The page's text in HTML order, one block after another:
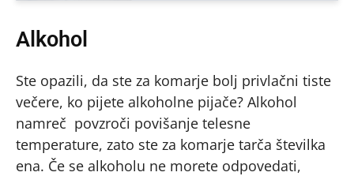
Alkohol
Ste opazili, da ste za komarje bolj privlačni tiste
večere, ko pijete alkoholne pijače? Alkohol
namreč povzroči povišanje telesne
temperature, zato ste za komarje tarča številka
ena. Če se alkoholu ne morete odpovedati,